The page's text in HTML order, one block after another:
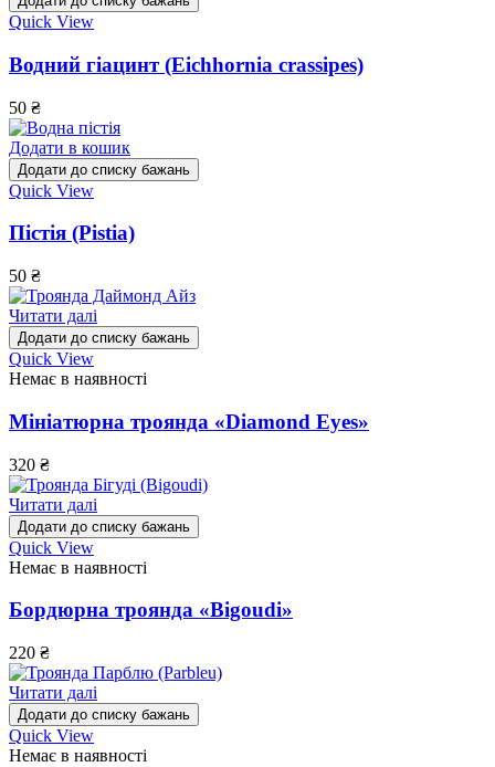
Quick View
Водний гіацинт (Eichhornia crassipes)
50 ₴
Додати в кошик
Додати до списку бажань
Quick View
Пістія (Pistia)
50 ₴
Читати далі
Додати до списку бажань
Quick View
Немає в наявності
Мініатюрна троянда «Diamond Eyes»
320 ₴
Читати далі
Додати до списку бажань
Quick View
Немає в наявності
Бордюрна троянда «Bigoudi»
220 ₴
Читати далі
Додати до списку бажань
Quick View
Немає в наявності